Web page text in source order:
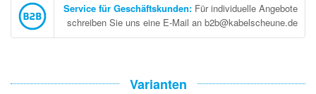
Service für Geschäftskunden: Für individuelle Angebote
schreiben Sie uns eine E-Mail an b2b@kabelscheune.de
Varianten